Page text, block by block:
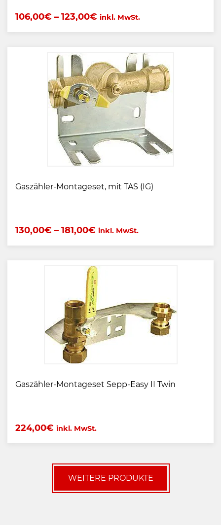
106,00€ – 123,00€ inkl. MwSt.
Gaszähler-Montageset, mit TAS (IG)
130,00€ – 181,00€ inkl. MwSt.
Gaszähler-Montageset Sepp-Easy II Twin
224,00€ inkl. MwSt.
WEITERE PRODUKTE